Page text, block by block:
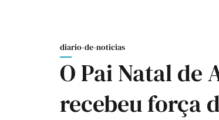
diario-de-noticias
O Pai Natal de
recebeu força